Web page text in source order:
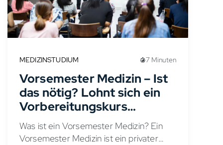
MEDIZINSTUDIUM 7 Minuten
Vorsemester Medizin – Ist
das nötig? Lohnt sich ein
Vorbereitungskurs
wirklich?
Was ist ein Vorsemester Medizin? Ein
Vorsemester Medizin ist ein privater